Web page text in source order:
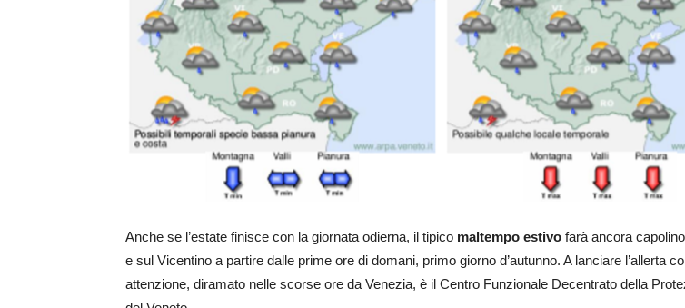
Anche se l’estate finisce con la giornata odierna, il tipico maltempo estivo farà ancora
e sul Vicentino a partire dalle prime ore di domani, primo giorno d’autunno. A lanciare l’allerta
attenzione, diramato nelle scorse ore da Venezia, è il Centro Funzionale Decentrato della